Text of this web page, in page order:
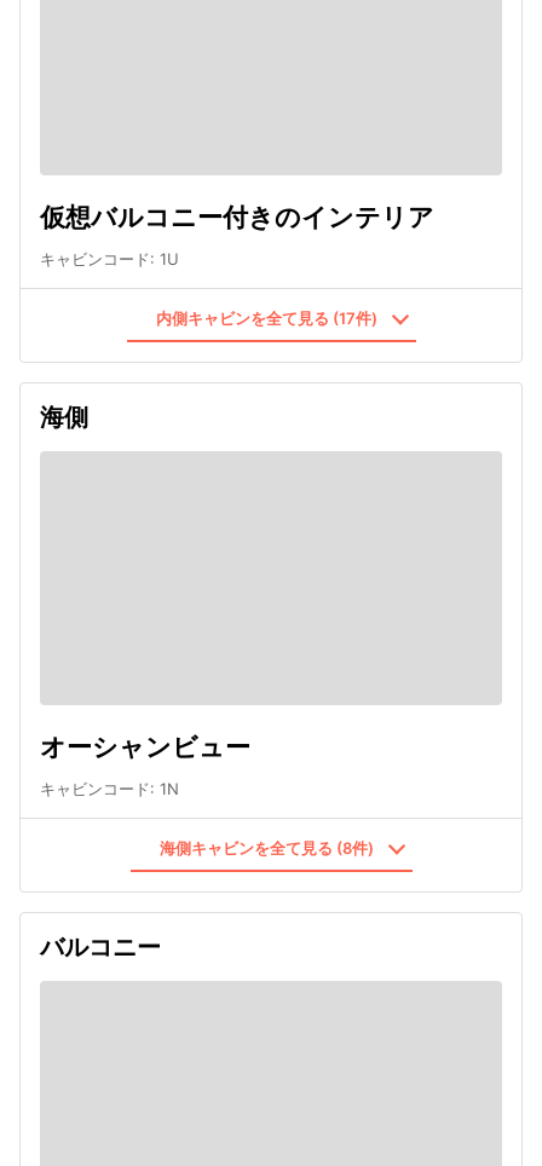
仮想バルコニー付きのインテリア
キャビンコード: 1U
内側キャビンを全て見る (17件)
海側
オーシャンビュー
キャビンコード: 1N
海側キャビンを全て見る (8件)
バルコニー